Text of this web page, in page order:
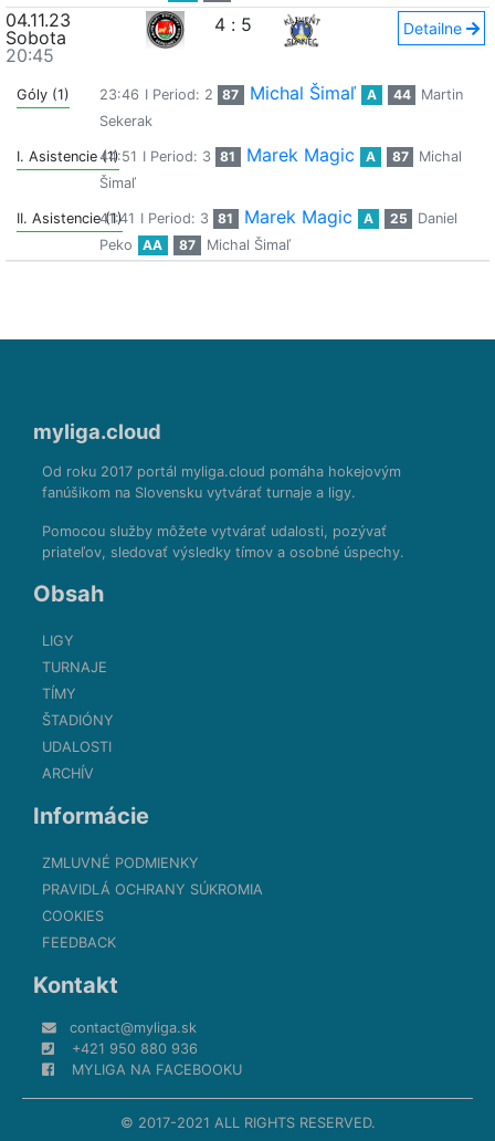
04.11.23
Sobota
20:45
4 : 5 Detailne
Góly (1) 23:46 I Period: 2 87 Michal Šimaľ A 44
Martin
Sekerak
I. Asistencie (1)44:51 I Period: 3 81 Marek Magic A 87
Michal
Šimaľ
II. Asistencie (1)
41:41 I Period: 3 81 Marek Magic A 25
Daniel
Peko
AA 87 Michal Šimaľ
myliga.cloud
Od roku 2017 portál myliga.cloud pomáha hokejovým
fanúšikom na Slovensku vytvárať turnaje a ligy.
Pomocou služby môžete vytvárať udalosti, pozývať
priateľov, sledovať výsledky tímov a osobné úspechy.
Obsah
LIGY
TURNAJE
TÍMY
ŠTADIÓNY
UDALOSTI
ARCHÍV
Informácie
ZMLUVNÉ PODMIENKY
PRAVIDLÁ OCHRANY SÚKROMIA
COOKIES
FEEDBACK
Kontakt
contact@myliga.sk
+421 950 880 936
MYLIGA NA FACEBOOKU
© 2017-2021 ALL RIGHTS RESERVED.